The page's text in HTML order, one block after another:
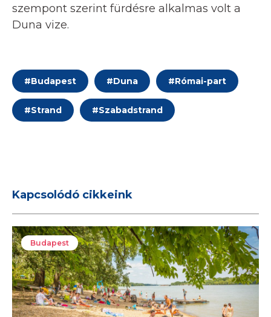
szempont szerint fürdésre alkalmas volt a
Duna vize.
#Budapest #Duna #Római-part
#Strand #Szabadstrand
Kapcsolódó cikkeink
Budapest